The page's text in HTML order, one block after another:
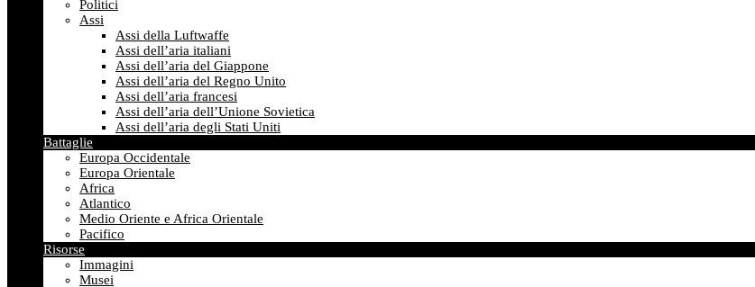
Politici
Assi
Assi della Luftwaffe
Assi dell’aria italiani
Assi dell’aria del Giappone
Assi dell’aria del Regno Unito
Assi dell’aria francesi
Assi dell’aria dell’Unione Sovietica
Assi dell’aria degli Stati Uniti
Battaglie
Europa Occidentale
Europa Orientale
Africa
Atlantico
Medio Oriente e Africa Orientale
Pacifico
Risorse
Immagini
Musei